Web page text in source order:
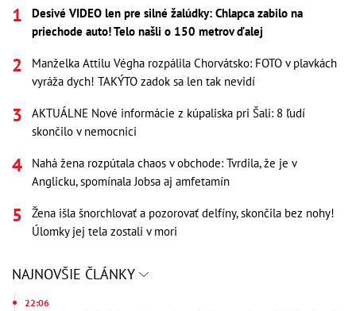
Desivé VIDEO len pre silné žalúdky: Chlapca zabilo na
priechode auto! Telo našli o 150 metrov ďalej
Manželka Attilu Végha rozpálila Chorvátsko: FOTO v plavkách
vyráža dych! TAKÝTO zadok sa len tak nevidí
AKTUÁLNE Nové informácie z kúpaliska pri Šali: 8 ľudí
skončilo v nemocnici
Nahá žena rozpútala chaos v obchode: Tvrdila, že je v
Anglicku, spomínala Jobsa aj amfetamín
Žena išla šnorchlovať a pozorovať delfíny, skončila bez nohy!
Úlomky jej tela zostali v mori
NAJNOVŠIE ČLÁNKY
22:06